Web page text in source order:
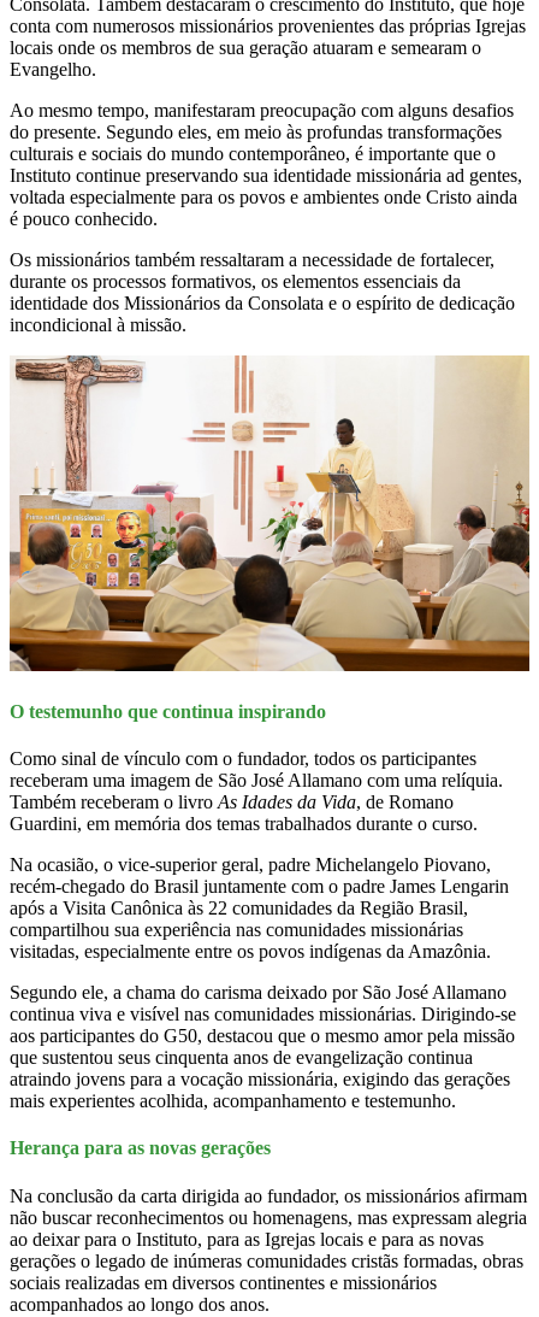
conta com numerosos missionários provenientes das próprias Igrejas
locais onde os membros de sua geração atuaram e semearam o
Evangelho.
Ao mesmo tempo, manifestaram preocupação com alguns desafios
do presente. Segundo eles, em meio às profundas transformações
culturais e sociais do mundo contemporâneo, é importante que o
Instituto continue preservando sua identidade missionária ad gentes,
voltada especialmente para os povos e ambientes onde Cristo ainda
é pouco conhecido.
Os missionários também ressaltaram a necessidade de fortalecer,
durante os processos formativos, os elementos essenciais da
identidade dos Missionários da Consolata e o espírito de dedicação
incondicional à missão.
O testemunho que continua inspirando
Como sinal de vínculo com o fundador, todos os participantes
receberam uma imagem de São José Allamano com uma relíquia.
Também receberam o livro As Idades da Vida, de Romano
Guardini, em memória dos temas trabalhados durante o curso.
Na ocasião, o vice-superior geral, padre Michelangelo Piovano,
recém-chegado do Brasil juntamente com o padre James Lengarin
após a Visita Canônica às 22 comunidades da Região Brasil,
compartilhou sua experiência nas comunidades missionárias
visitadas, especialmente entre os povos indígenas da Amazônia.
Segundo ele, a chama do carisma deixado por São José Allamano
continua viva e visível nas comunidades missionárias. Dirigindo-se
aos participantes do G50, destacou que o mesmo amor pela missão
que sustentou seus cinquenta anos de evangelização continua
atraindo jovens para a vocação missionária, exigindo das gerações
mais experientes acolhida, acompanhamento e testemunho.
Herança para as novas gerações
Na conclusão da carta dirigida ao fundador, os missionários afirmam
não buscar reconhecimentos ou homenagens, mas expressam alegria
ao deixar para o Instituto, para as Igrejas locais e para as novas
gerações o legado de inúmeras comunidades cristãs formadas, obras
sociais realizadas em diversos continentes e missionários
acompanhados ao longo dos anos.